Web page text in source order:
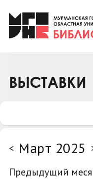
Клуб «Гиря и
Клуб
Коллегам
ВЫСТАВКИ
< Март 2025
Предыдущий